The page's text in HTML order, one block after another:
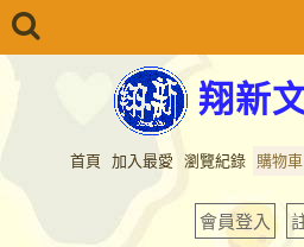
翔新
首頁 加入最愛 瀏覽紀錄 購物車
會員登入